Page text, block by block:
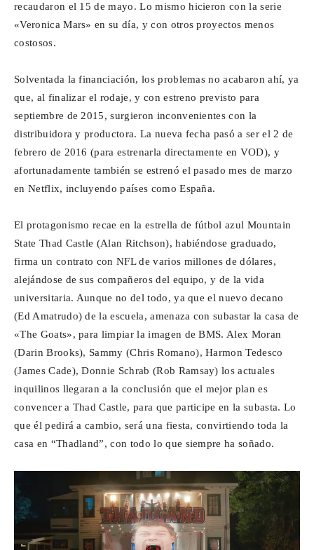
recaudaron el 15 de mayo. Lo mismo hicieron con la serie
«Veronica Mars» en su día, y con otros proyectos menos
costosos.
Solventada la financiación, los problemas no acabaron ahí, ya
que, al finalizar el rodaje, y con estreno previsto para
septiembre de 2015, surgieron inconvenientes con la
distribuidora y productora. La nueva fecha pasó a ser el 2 de
febrero de 2016 (para estrenarla directamente en VOD), y
afortunadamente también se estrenó el pasado mes de marzo
en Netflix, incluyendo países como España.
El protagonismo recae en la estrella de fútbol azul Mountain
State Thad Castle (Alan Ritchson), habiéndose graduado,
firma un contrato con NFL de varios millones de dólares,
alejándose de sus compañeros del equipo, y de la vida
universitaria. Aunque no del todo, ya que el nuevo decano
(Ed Amatrudo) de la escuela, amenaza con subastar la casa de
«The Goats», para limpiar la imagen de BMS. Alex Moran
(Darin Brooks), Sammy (Chris Romano), Harmon Tedesco
(James Cade), Donnie Schrab (Rob Ramsay) los actuales
inquilinos llegaran a la conclusión que el mejor plan es
convencer a Thad Castle, para que participe en la subasta. Lo
que él pedirá a cambio, será una fiesta, convirtiendo toda la
casa en “Thadland”, con todo lo que siempre ha soñado.